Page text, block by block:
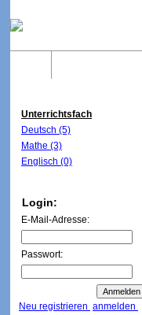
Unterrichtsfach
Deutsch (5)
Mathe (3)
Englisch (0)
Login:
E-Mail-Adresse:
Passwort:
Neu registrieren anmelden